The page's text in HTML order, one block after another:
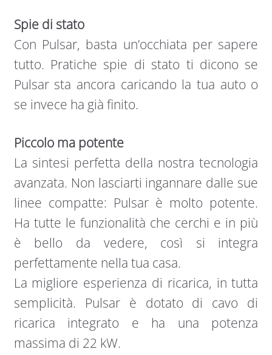
Spie di stato
Con Pulsar, basta un’occhiata per sapere
tutto. Pratiche spie di stato ti dicono se
Pulsar sta ancora caricando la tua auto o
se invece ha già finito.
Piccolo ma potente
La sintesi perfetta della nostra tecnologia
avanzata. Non lasciarti ingannare dalle sue
linee compatte: Pulsar è molto potente.
Ha tutte le funzionalità che cerchi e in più
è bello da vedere, così si integra
perfettamente nella tua casa.
La migliore esperienza di ricarica, in tutta
semplicità. Pulsar è dotato di cavo di
ricarica integrato e ha una potenza
massima di 22 kW.